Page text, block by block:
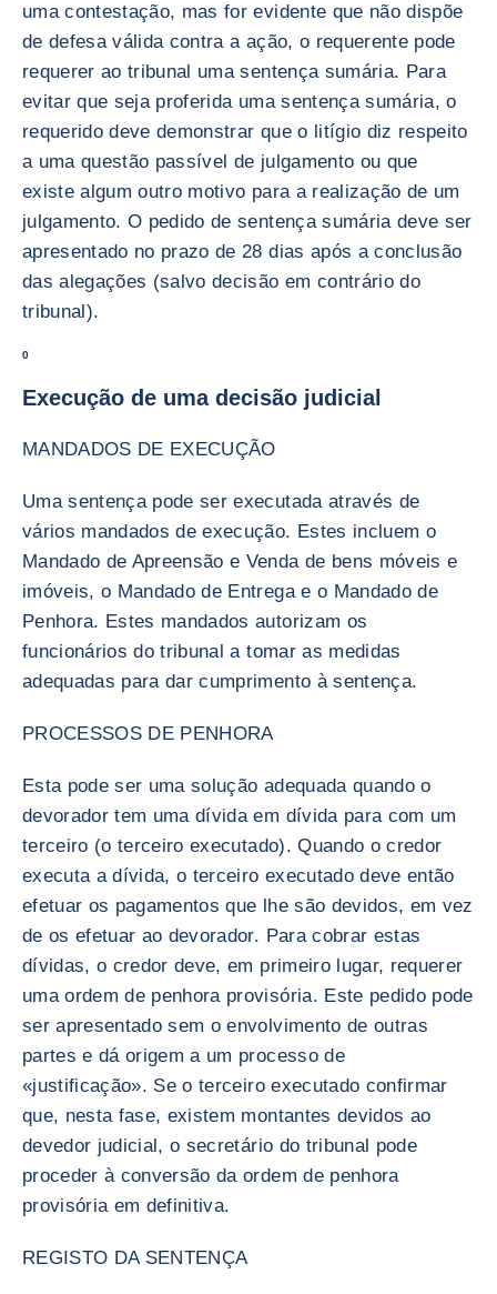
uma contestação, mas for evidente que não dispõe
de defesa válida contra a ação, o requerente pode
requerer ao tribunal uma sentença sumária. Para
evitar que seja proferida uma sentença sumária, o
requerido deve demonstrar que o litígio diz respeito
a uma questão passível de julgamento ou que
existe algum outro motivo para a realização de um
julgamento. O pedido de sentença sumária deve ser
apresentado no prazo de 28 dias após a conclusão
das alegações (salvo decisão em contrário do
tribunal).
0
Execução de uma decisão judicial
MANDADOS DE EXECUÇÃO
Uma sentença pode ser executada através de
vários mandados de execução. Estes incluem o
Mandado de Apreensão e Venda de bens móveis e
imóveis, o Mandado de Entrega e o Mandado de
Penhora. Estes mandados autorizam os
funcionários do tribunal a tomar as medidas
adequadas para dar cumprimento à sentença.
PROCESSOS DE PENHORA
Esta pode ser uma solução adequada quando o
devorador tem uma dívida em dívida para com um
terceiro (o terceiro executado). Quando o credor
executa a dívida, o terceiro executado deve então
efetuar os pagamentos que lhe são devidos, em vez
de os efetuar ao devorador. Para cobrar estas
dívidas, o credor deve, em primeiro lugar, requerer
uma ordem de penhora provisória. Este pedido pode
ser apresentado sem o envolvimento de outras
partes e dá origem a um processo de
«justificação». Se o terceiro executado confirmar
que, nesta fase, existem montantes devidos ao
devedor judicial, o secretário do tribunal pode
proceder à conversão da ordem de penhora
provisória em definitiva.
REGISTO DA SENTENÇA